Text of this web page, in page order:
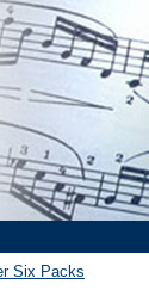
Six Packs